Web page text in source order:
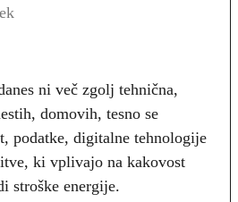
ni več zgolj tehnična,
domovih, tesno se
podatke, digitalne tehnologije
ki vplivajo na kakovost
stroške energije.